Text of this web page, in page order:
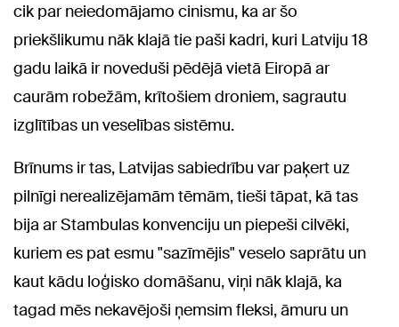
cik par neiedomājamo cinismu, ka ar šo
priekšlikumu nāk klajā tie paši kadri, kuri Latviju 18
gadu laikā ir noveduši pēdējā vietā Eiropā ar
caurām robežām, krītošiem droniem, sagrautu
izglītības un veselības sistēmu.
Brīnums ir tas, Latvijas sabiedrību var paķert uz
pilnīgi nerealizējamām tēmām, tieši tāpat, kā tas
bija ar Stambulas konvenciju un piepeši cilvēki,
kuriem es pat esmu "sazīmējis" veselo saprātu un
kaut kādu loģisko domāšanu, viņi nāk klajā, ka
tagad mēs nekavējoši ņemsim fleksi, āmuru un